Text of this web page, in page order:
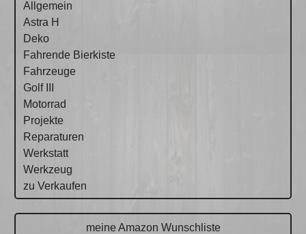
Allgemein
Astra H
Deko
Fahrende Bierkiste
Fahrzeuge
Golf III
Motorrad
Projekte
Reparaturen
Werkstatt
Werkzeug
zu Verkaufen
meine Amazon Wunschliste